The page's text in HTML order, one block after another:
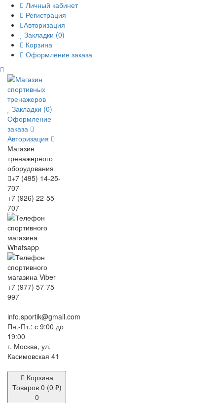
Личный кабинет
Регистрация
Авторизация
Закладки (0)
Корзина
Оформление заказа
Закладки (0)
Оформление
заказа
Авторизация
Магазин
тренажерного
оборудования
+7 (495) 14-25-
707
+7 (926) 22-55-
707
+7 (977) 57-75-
997
info.sportik@gmail.com
Пн.-Пт.: с 9:00 до
19:00
г. Москва, ул.
Касимовская 41
Корзина
Товаров 0 (0 ₽)
0